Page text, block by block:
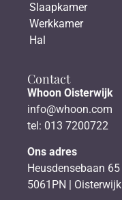
Slaapkamer
Werkkamer
Hal
Contact
Whoon Oisterwijk
info@whoon.com
tel: 013 7200722
Ons adres
Heusdensebaan 65
5061PN | Oisterwijk